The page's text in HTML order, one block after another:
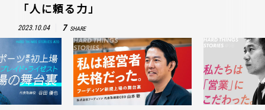
「人に頼る力」
2023.10.04 7 SHARE